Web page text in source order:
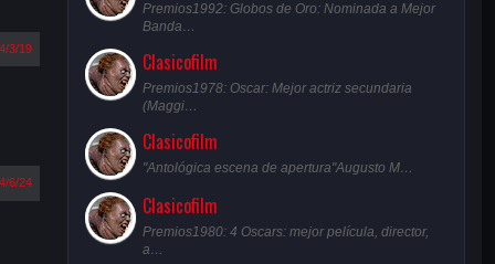
3/19
4/6/24
Premios1992: Globos de Oro: Nominada a Mejor
Banda…
Clasicofilm
Premios1978: Oscar: Mejor actriz secundaria
(Maggi…
Clasicofilm
"Antológica escena de apertura"Augusto M…
Clasicofilm
Premios1980: 4 Oscars: mejor película, director,
a…